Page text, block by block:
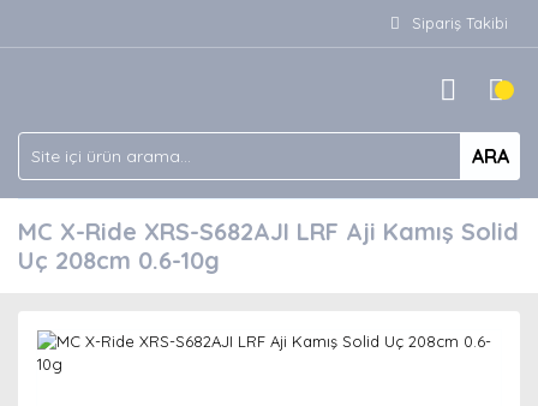
Sipariş Takibi
ARA
MC X-Ride XRS-S682AJI LRF Aji Kamış Solid
Uç 208cm 0.6-10g